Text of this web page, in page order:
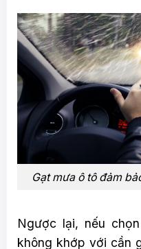
Gạt mưa ô tô đảm
Ngược lại, nếu
không khớp với cần